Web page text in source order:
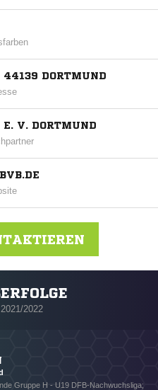
44139 DORTMUND
V. DORTMUND
Dortmund
2022
Gruppe H - U19 DFB-Nachwuchsliga;